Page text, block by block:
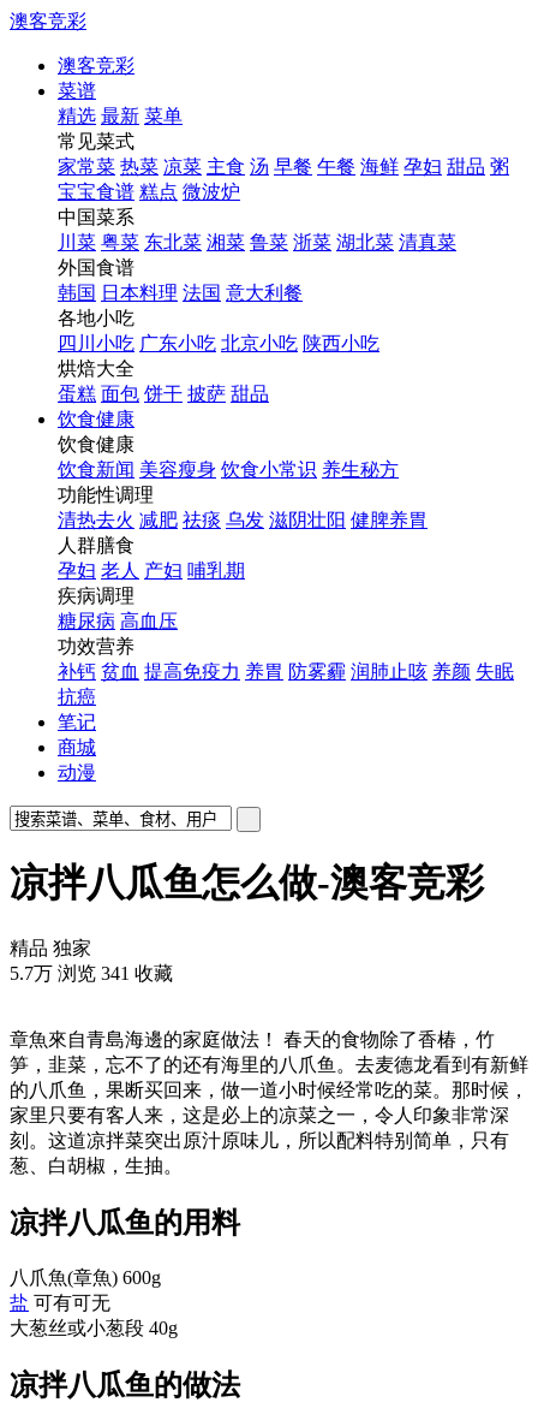
澳客竞彩
澳客竞彩
菜谱
精选 最新 菜单
常见菜式
家常菜 热菜 凉菜 主食 汤 早餐 午餐 海鲜 孕妇 甜品 粥
宝宝食谱 糕点 微波炉
中国菜系
川菜 粤菜 东北菜 湘菜 鲁菜 浙菜 湖北菜 清真菜
外国食谱
韩国 日本料理 法国 意大利餐
各地小吃
四川小吃 广东小吃 北京小吃 陕西小吃
烘焙大全
蛋糕 面包 饼干 披萨 甜品
饮食健康
饮食健康
饮食新闻 美容瘦身 饮食小常识 养生秘方
功能性调理
清热去火 减肥 祛痰 乌发 滋阴壮阳 健脾养胃
人群膳食
孕妇 老人 产妇 哺乳期
疾病调理
糖尿病 高血压
功效营养
补钙 贫血 提高免疫力 养胃 防雾霾 润肺止咳 养颜 失眠
抗癌
笔记
商城
动漫
凉拌八瓜鱼怎么做-澳客竞彩
精品 独家
5.7万 浏览 341 收藏
章魚來自青島海邊的家庭做法！ 春天的食物除了香椿，竹
笋，韭菜，忘不了的还有海里的八爪鱼。去麦德龙看到有新鲜
的八爪鱼，果断买回来，做一道小时候经常吃的菜。那时候，
家里只要有客人来，这是必上的凉菜之一，令人印象非常深
刻。这道凉拌菜突出原汁原味儿，所以配料特别简单，只有
葱、白胡椒，生抽。
凉拌八瓜鱼的用料
八爪魚(章魚) 600g
盐 可有可无
大葱丝或小葱段 40g
凉拌八瓜鱼的做法